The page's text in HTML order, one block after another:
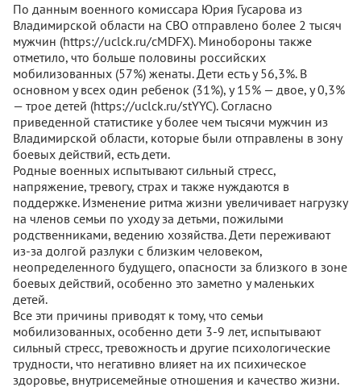
По данным военного комиссара Юрия Гусарова из
Владимирской области на СВО отправлено более 2 тысяч
мужчин (https://uclck.ru/cMDFX). Минобороны также
отметило, что больше половины российских
мобилизованных (57%) женаты. Дети есть у 56,3%. В
основном у всех один ребенок (31%), у 15% — двое, у 0,3%
— трое детей (https://uclck.ru/stYYC). Согласно
приведенной статистике у более чем тысячи мужчин из
Владимирской области, которые были отправлены в зону
боевых действий, есть дети.
Родные военных испытывают сильный стресс,
напряжение, тревогу, страх и также нуждаются в
поддержке. Изменение ритма жизни увеличивает нагрузку
на членов семьи по уходу за детьми, пожилыми
родственниками, ведению хозяйства. Дети переживают
из-за долгой разлуки с близким человеком,
неопределенного будущего, опасности за близкого в зоне
боевых действий, особенно это заметно у маленьких
детей.
Все эти причины приводят к тому, что семьи
мобилизованных, особенно дети 3-9 лет, испытывают
сильный стресс, тревожность и другие психологические
трудности, что негативно влияет на их психическое
здоровье, внутрисемейные отношения и качество жизни.